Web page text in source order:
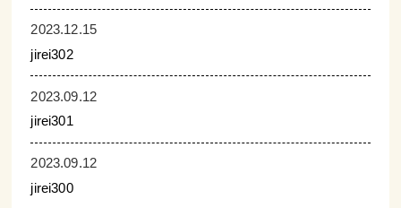
2023.12.15
jirei302
2023.09.12
jirei301
2023.09.12
jirei300